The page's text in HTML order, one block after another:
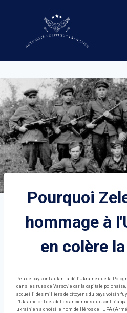
Pourquoi
hommage à
en colère
Peu de pays ont autant aidé l’Ukraine que la
dans les rues de Varsovie car la capitale
accueilli des milliers de citoyens du pays voisin
l’Ukraine ont des dettes anciennes qui sont
ukrainien a choisi le nom de Héros de l'UPA